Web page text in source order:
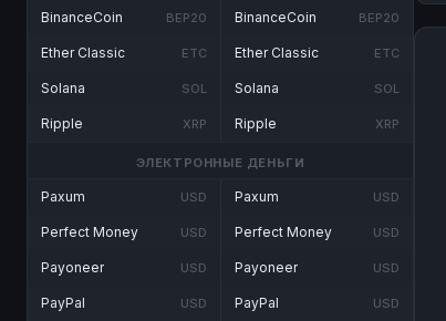
BinanceCoin BEP20
Ether Classic ETC
Solana SOL
Ripple XRP
BinanceCoin BEP20
Ether Classic ETC
Solana SOL
Ripple XRP
ЭЛЕКТРОННЫЕ ДЕНЬГИ
Paxum USD
Perfect Money USD
Payoneer USD
PayPal USD
Paxum USD
Perfect Money USD
Payoneer USD
PayPal USD